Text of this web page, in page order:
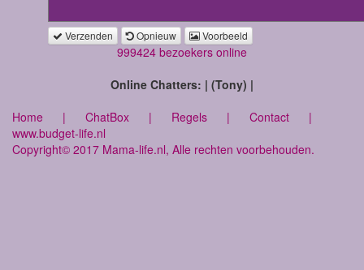
Verzenden Opnieuw Voorbeeld
999424 bezoekers online
Online Chatters: | (Tony) |
Home | ChatBox | Regels | Contact |
www.budget-life.nl
Copyright© 2017 Mama-life.nl, Alle rechten voorbehouden.